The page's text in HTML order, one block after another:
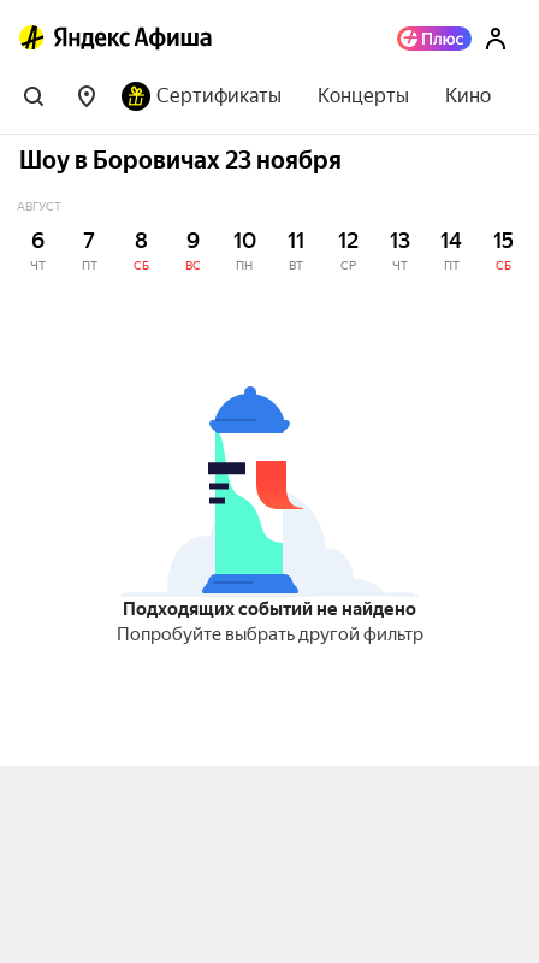
Сертификаты Концерты Кино
Шоу в Боровичах 23 ноября
АВГУСТ
6
ЧТ
7
ПТ
8
СБ
9
ВС
10
ПН
11
ВТ
12
СР
13
ЧТ
14
ПТ
15
СБ
Подходящих событий не найдено
Попробуйте выбрать другой фильтр